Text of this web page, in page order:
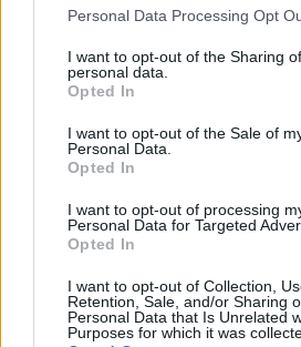
Please note that this website/app
not limited to your visit or usage
grant or deny consent to Google and
use your data for below specified
consent section.
Personal Data Processing Opt
I want to opt-out of the Sharing
personal data.
Opted In
I want to opt-out of the Sale of
Personal Data.
Opted In
I want to opt-out of processing
Personal Data for Targeted
Opted In
I want to opt-out of Collection,
Retention, Sale, and/or Sharing
Personal Data that Is Unrelated
Purposes for which it was
Cím nélkül. Baráth Bálint
elgondolásoknál nagyobb
szubjektív idő kérdésének,
az aspektusnak kiemelkedő
Ágoston. Gondolkodásának
megismerésére törekvés. A
szerezhető meg, ezáltal a
tudást nem különbözteti meg. A
természetű, nem állandó,